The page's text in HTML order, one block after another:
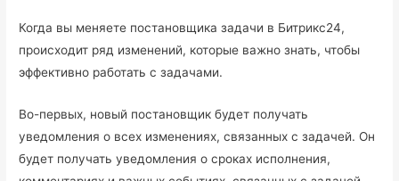
Когда вы меняете постановщика задачи в Битрикс24,
происходит ряд изменений, которые важно знать, чтобы
эффективно работать с задачами.
Во-первых, новый постановщик будет получать
уведомления о всех изменениях, связанных с задачей. Он
будет получать уведомления о сроках исполнения,